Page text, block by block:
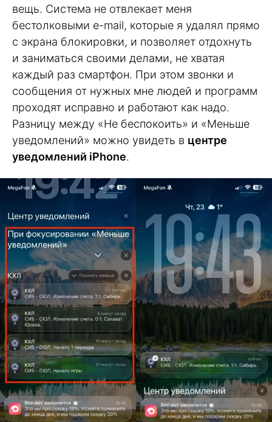
вещь. Система не отвлекает меня
бестолковыми e-mail, которые я удалял прямо
с экрана блокировки, и позволяет отдохнуть
и заниматься своими делами, не хватая
каждый раз смартфон. При этом звонки и
сообщения от нужных мне людей и программ
проходят исправно и работают как надо.
Разницу между «Не беспокоить» и «Меньше
уведомлений» можно увидеть в центре
уведомлений iPhone.